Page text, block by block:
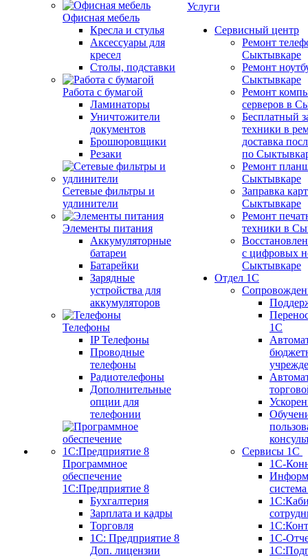
Офисная мебель
Кресла и стулья
Аксессуары для
кресел
Столы, подставки
Работа с бумагой
Ламинаторы
Уничтожители
документов
Брошюровщики
Резаки
Сетевые фильтры и
удлинители
Элементы питания
Аккумуляторные
батареи
Батарейки
Зарядные
устройства для
аккумуляторов
Телефоны
IP Телефоны
Проводные
телефоны
Радиотелефоны
Дополнительные
опции для
телефонии
Программное
обеспечение
1С:Предприятие 8
Бухгалтерия
Зарплата и кадры
Торговля
1C: Предприятие 8
Доп. лицензии
Услуги
Сервисный центр
Ремонт
Сыктывкаре
Ремонт
Сыктывкаре
Ремонт
серверов в
Бесплатный
техники в
доставка
по
Ремонт
Сыктывкаре
Заправка
Сыктывкаре
Ремонт
техники в
с цифровых
Сыктывкаре
Отдел 1С
1С
Сервисы 1С
1С-
1С-